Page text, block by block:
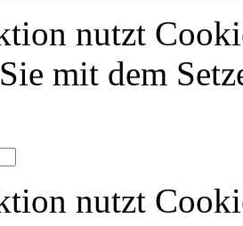
nutzt
mit dem
nutzt